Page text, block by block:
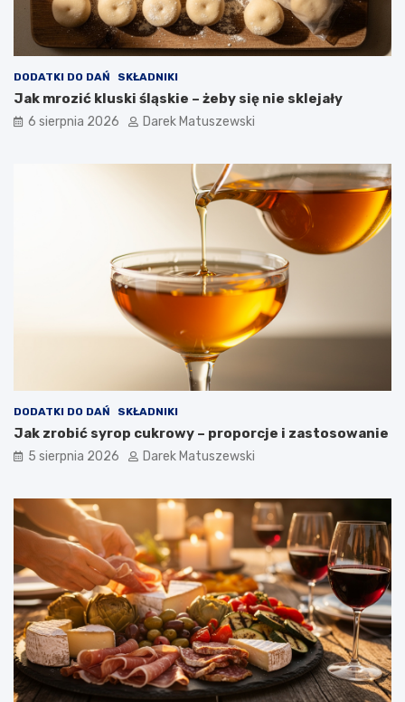
DODATKI DO DAŃ SKŁADNIKI
Jak mrozić kluski śląskie – żeby się nie sklejały
6 sierpnia 2026 Darek Matuszewski
DODATKI DO DAŃ SKŁADNIKI
Jak zrobić syrop cukrowy – proporcje i zastosowanie
5 sierpnia 2026 Darek Matuszewski